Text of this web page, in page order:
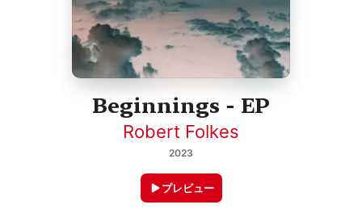
Beginnings - EP
Robert Folkes
2023
プレビュー